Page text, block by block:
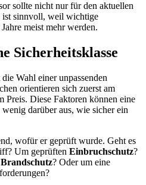
sollte nicht nur für den aktuellen
ist sinnvoll, weil wichtige
meist mehr werden.
Sicherheitsklasse
Wahl einer unpassenden
orientieren sich zuerst am
Preis. Diese Faktoren können eine
darüber aus, wie sicher ein
wofür er geprüft wurde. Geht es
Um geprüften Einbruchschutz?
Brandschutz? Oder um eine